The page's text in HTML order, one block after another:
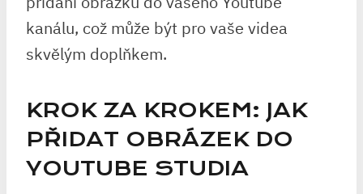
kanálu, což může být pro vaše videa
skvělým doplňkem.
KROK ZA KROKEM: JAK
PŘIDAT OBRÁZEK DO
YOUTUBE STUDIA